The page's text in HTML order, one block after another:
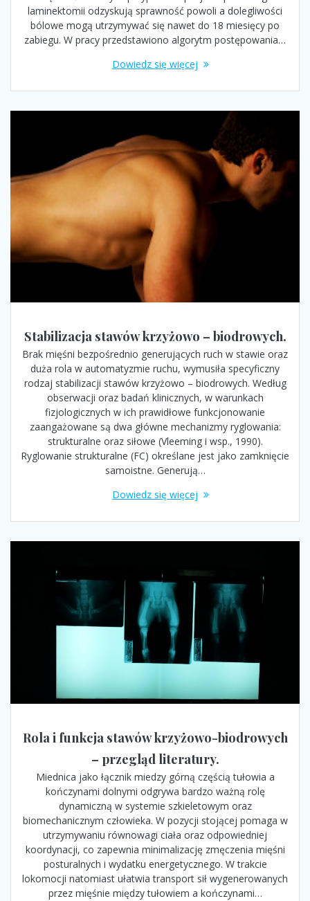
laminektomii odzyskują sprawność powoli a dolegliwości
bólowe mogą utrzymywać się nawet do 18 miesięcy po
zabiegu. W pracy przedstawiono algorytm postępowania…
Dowiedz się więcej
Stabilizacja stawów krzyżowo – biodrowych.
Brak mięśni bezpośrednio generujących ruch w stawie oraz
duża rola w automatyzmie ruchu, wymusiła specyficzny
rodzaj stabilizacji stawów krzyżowo – biodrowych. Według
obserwacji oraz badań klinicznych, w warunkach
fizjologicznych w ich prawidłowe funkcjonowanie
zaangażowane są dwa główne mechanizmy ryglowania:
strukturalne oraz siłowe (Vleeming i wsp., 1990).
Ryglowanie strukturalne (FC) określane jest jako zamknięcie
samoistne. Generują…
Dowiedz się więcej
Rola i funkcja stawów krzyżowo-biodrowych
– przegląd literatury.
Miednica jako łącznik miedzy górną częścią tułowia a
kończynami dolnymi odgrywa bardzo ważną rolę
dynamiczną w systemie szkieletowym oraz
biomechanicznym człowieka. W pozycji stojącej pomaga w
utrzymywaniu równowagi ciała oraz odpowiedniej
koordynacji, co zapewnia minimalizację zmęczenia mięśni
posturalnych i wydatku energetycznego. W trakcie
lokomocji natomiast ułatwia transport sił wygenerowanych
przez mięśnie między tułowiem a kończynami…